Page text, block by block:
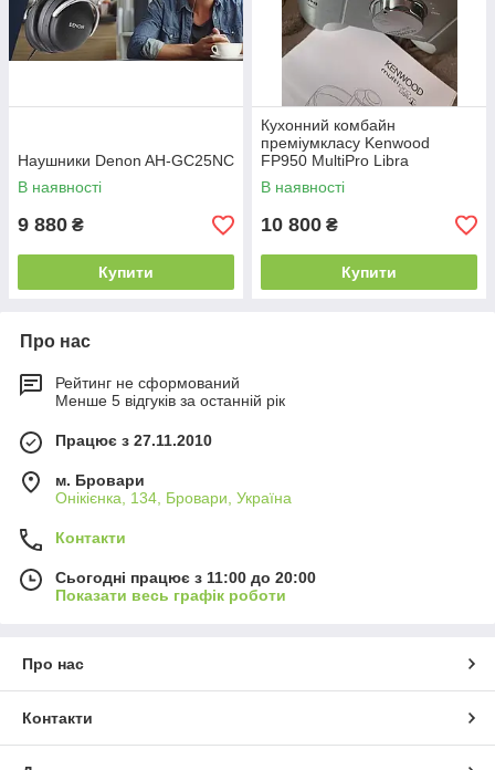
Наушники Denon AH-GC25NC
В наявності
9 880 ₴
Купити
Кухонний комбайн
преміумкласу Kenwood
FP950 MultiPro Libra
В наявності
10 800 ₴
Купити
Про нас
Рейтинг не сформований
Менше 5 відгуків за останній рік
Працює з 27.11.2010
м. Бровари
Онікієнка, 134, Бровари, Україна
Контакти
Сьогодні працює з 11:00 до 20:00
Показати весь графік роботи
Про нас
Контакти